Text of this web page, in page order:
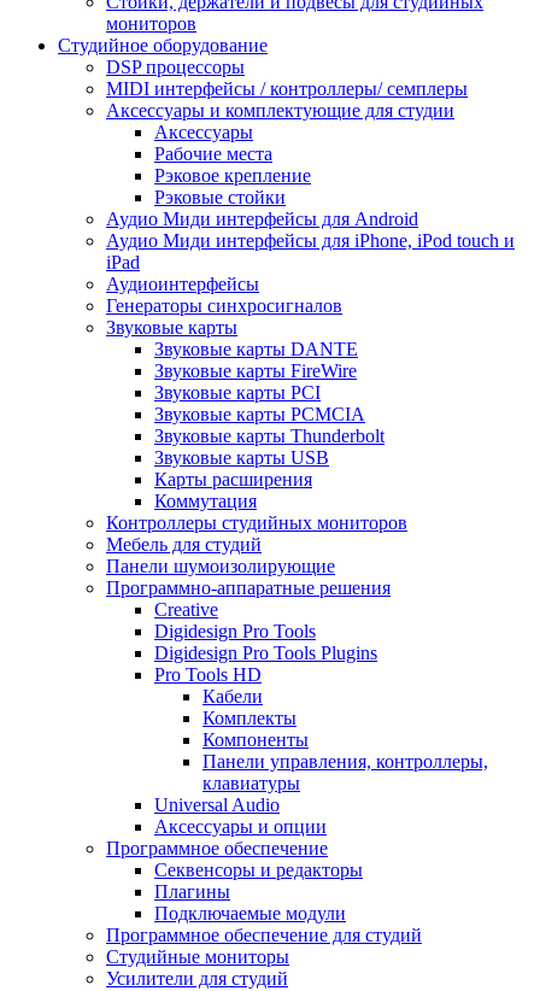
мониторов
Студийное оборудование
DSP процессоры
MIDI интерфейсы / контроллеры/ семплеры
Аксессуары и комплектующие для студии
Аксессуары
Рабочие места
Рэковое крепление
Рэковые стойки
Аудио Миди интерфейсы для Android
Аудио Миди интерфейсы для iPhone, iPod touch и
iPad
Аудиоинтерфейсы
Генераторы синхросигналов
Звуковые карты
Звуковые карты DANTE
Звуковые карты FireWire
Звуковые карты PCI
Звуковые карты PCMCIA
Звуковые карты Thunderbolt
Звуковые карты USB
Карты расширения
Коммутация
Контроллеры студийных мониторов
Мебель для студий
Панели шумоизолирующие
Программно-аппаратные решения
Creative
Digidesign Pro Tools
Digidesign Pro Tools Plugins
Pro Tools HD
Кабели
Комплекты
Компоненты
Панели управления, контроллеры,
клавиатуры
Universal Audio
Аксессуары и опции
Программное обеспечение
Cеквенсоры и редакторы
Плагины
Подключаемые модули
Программное обеспечение для студий
Студийные мониторы
Усилители для студий